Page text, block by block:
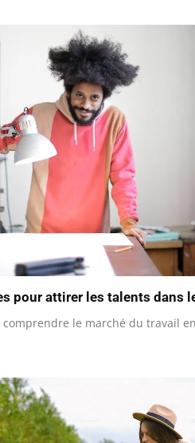
pour attirer les talents dans
comprendre le marché du travail